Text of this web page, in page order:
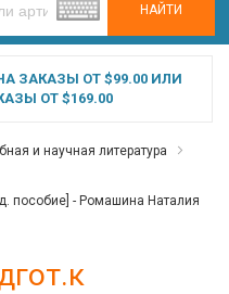
НАЙТИ
ЗАКАЗЫ ОТ $99.00 ИЛИ
ОТ $169.00
и научная литература
пособие] - Ромашина Наталия